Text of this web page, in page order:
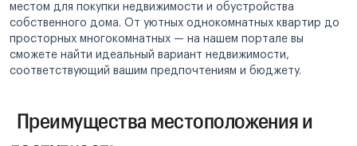
местом для покупки недвижимости и обустройства
собственного дома. От уютных однокомнатных квартир до
просторных многокомнатных — на нашем портале вы
сможете найти идеальный вариант недвижимости,
соответствующий вашим предпочтениям и бюджету.
Преимущества местоположения и